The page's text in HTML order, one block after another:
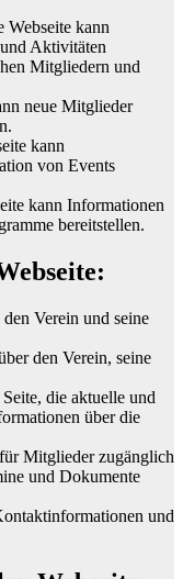
Webseite kann
Aktivitäten
Mitgliedern und
neue Mitglieder
kann
von Events
kann Informationen
bereitstellen.
Verein und seine
den Verein, seine
die aktuelle und
über die
Mitglieder zugänglich
und Dokumente
und